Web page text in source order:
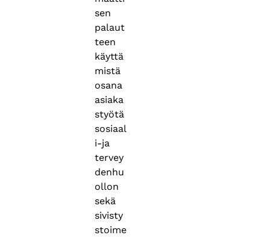
sen
palaut
teen
käyttä
mistä
osana
asiaka
styötä
sosiaal
i-ja
tervey
denhu
ollon
sekä
sivisty
stoime